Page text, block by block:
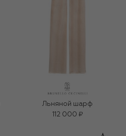
Льняной шарф
112 000 ₽